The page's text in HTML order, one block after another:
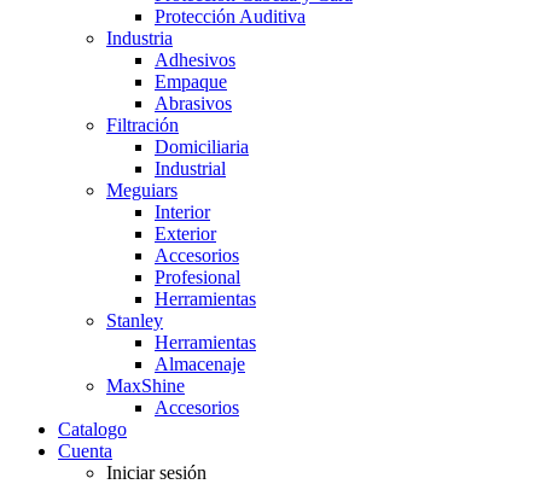
Protección Auditiva
Industria
Adhesivos
Empaque
Abrasivos
Filtración
Domiciliaria
Industrial
Meguiars
Interior
Exterior
Accesorios
Profesional
Herramientas
Stanley
Herramientas
Almacenaje
MaxShine
Accesorios
Catalogo
Cuenta
Iniciar sesión